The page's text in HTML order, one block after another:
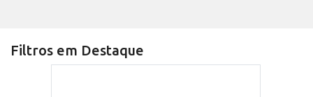
Filtros em Destaque